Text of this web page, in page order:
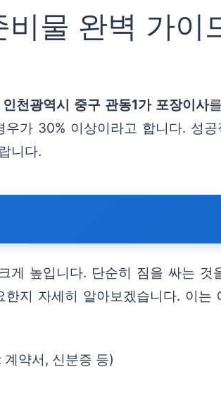
물 완벽 가이
인천광역시 중구 관동1가 포장이사
가 30% 이상이라고 합니다. 성
니다.
높입니다. 단순히 짐을 싸는 것
지 자세히 알아보겠습니다. 이는
약서, 신분증 등)